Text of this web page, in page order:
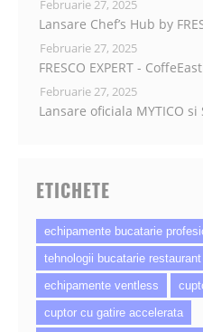
Februarie 27, 2025
Lansare Chef’s Hub by
Februarie 27, 2025
FRESCO EXPERT -
Februarie 27, 2025
Lansare oficiala MYTICO si
ETICHETE
echipamente bucatarie
tehnologii bucatarie restaurant
echipamente ventless
cuptor cu gatire accelerata